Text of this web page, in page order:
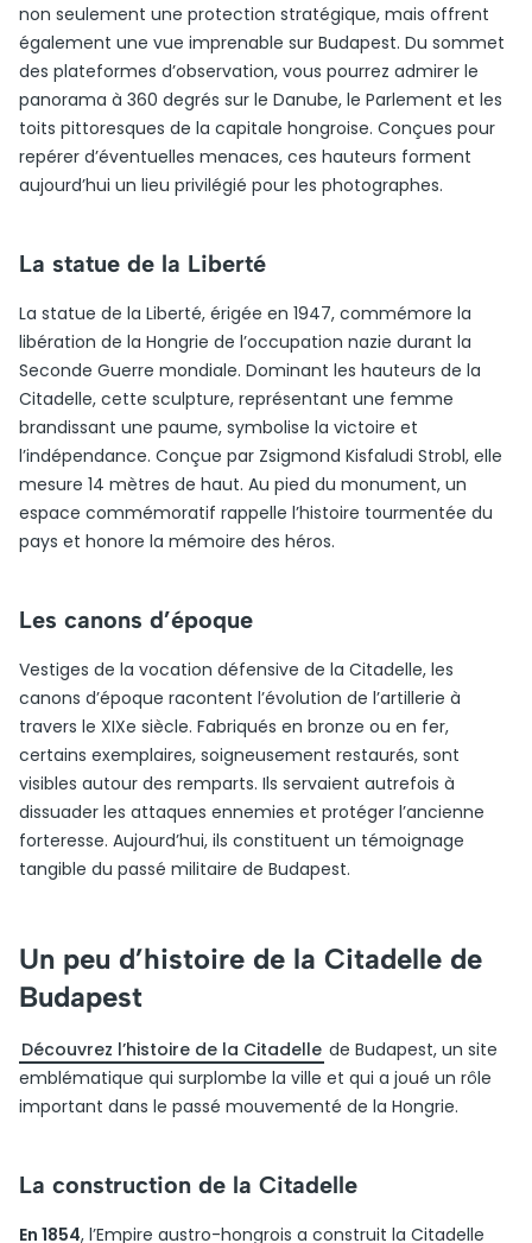
non seulement une protection stratégique, mais offrent
également une vue imprenable sur Budapest. Du sommet
des plateformes d’observation, vous pourrez admirer le
panorama à 360 degrés sur le Danube, le Parlement et les
toits pittoresques de la capitale hongroise. Conçues pour
repérer d’éventuelles menaces, ces hauteurs forment
aujourd’hui un lieu privilégié pour les photographes.
La statue de la Liberté
La statue de la Liberté, érigée en 1947, commémore la
libération de la Hongrie de l’occupation nazie durant la
Seconde Guerre mondiale. Dominant les hauteurs de la
Citadelle, cette sculpture, représentant une femme
brandissant une paume, symbolise la victoire et
l’indépendance. Conçue par Zsigmond Kisfaludi Strobl, elle
mesure 14 mètres de haut. Au pied du monument, un
espace commémoratif rappelle l’histoire tourmentée du
pays et honore la mémoire des héros.
Les canons d’époque
Vestiges de la vocation défensive de la Citadelle, les
canons d’époque racontent l’évolution de l’artillerie à
travers le XIXe siècle. Fabriqués en bronze ou en fer,
certains exemplaires, soigneusement restaurés, sont
visibles autour des remparts. Ils servaient autrefois à
dissuader les attaques ennemies et protéger l’ancienne
forteresse. Aujourd’hui, ils constituent un témoignage
tangible du passé militaire de Budapest.
Un peu d’histoire de la Citadelle de
Budapest
Découvrez l’histoire de la Citadelle de Budapest, un site
emblématique qui surplombe la ville et qui a joué un rôle
important dans le passé mouvementé de la Hongrie.
La construction de la Citadelle
En 1854, l’Empire austro-hongrois a construit la Citadelle